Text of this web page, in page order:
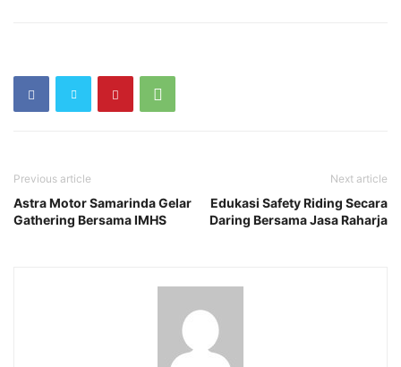
Previous article
Astra Motor Samarinda Gelar
Gathering Bersama IMHS
Next article
Edukasi Safety Riding Secara
Daring Bersama Jasa Raharja